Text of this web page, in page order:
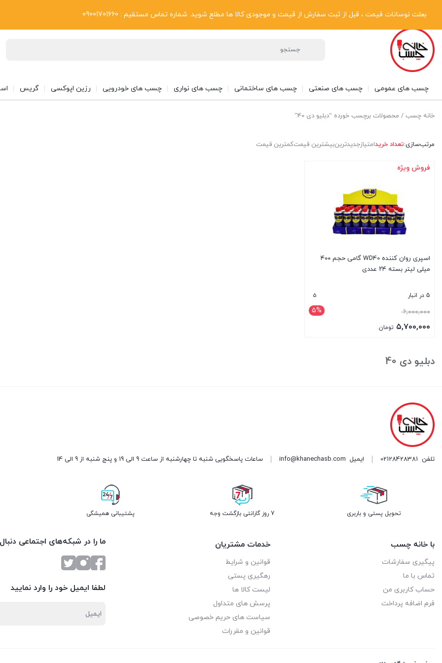
بعلت نوسانات قیمت ، قبل از ثبت سفارش از قیمت و موجودی کالا ها مطلع شوید. شماره تماس مستقیم : 09001701660
پیگیری سفارشات دریافت فاکتور رسمی تماس با ما درباره ما بلاگ
چسب های عمومی چسب های صنعتی چسب های ساختمانی چسب های نواری چسب های خودرویی رزین اپوکسی گریس
خانه چسب / محصولات برچسب خورده “دبلیو دی 40”
مرتب‌سازی:تعداد خریدامتیازجدیدترینبیشترین قیمتکمترین قیمت
فروش ویژه
اسپری روان کننده WD40 گامی حجم ۴۰۰
میلی لیتر بسته ۲۴ عددی
5 در انبار 5
5% ۶,۰۰۰,۰۰۰قیمت
اصلی:۵,۷۰۰,۰۰۰ تومان
۵,۷۰۰,۰۰۰ تومان.
دبلیو دی 40
تلفن 02128428381 ایمیل info@khanechasb.com ساعات پاسخگویی شنبه تا چهارشنبه از ساعت 9 الی 19 و پنج شنبه از 9 الی 14
تحویل پستی و باربری 7 روز گارانتی بازگشت وجه پشتیبانی همیشگی
با خانه چسب
پیگیری سفارشات
تماس با ما
حساب کاربری من
فرم اضافه پرداخت
خدمات مشتریان
قوانین و شرایط
رهگیری پستی
لیست کالا ها
پرسش های متداول
سیاست های حریم خصوصی
قوانین و مقررات
ما را در شبکه‌های اجتماعی
لطفا ایمیل خود را وارد نمایید